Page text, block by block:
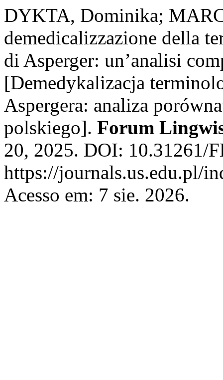
DYKTA, Dominika;
demedicalizzazione della
di Asperger: un’analisi
[Demedykalizacja
Aspergera: analiza
polskiego]. Forum
20, 2025. DOI: 10.31261/
https://journals.us.edu.pl/
Acesso em: 7 sie. 2026.